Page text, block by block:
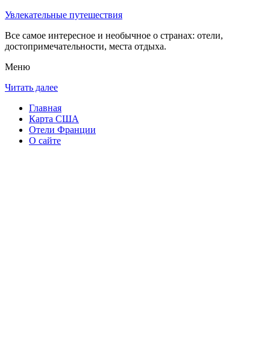
Увлекательные путешествия
Все самое интересное и необычное о странах: отели,
достопримечательности, места отдыха.
Меню
Читать далее
Главная
Карта США
Отели Франции
О сайте